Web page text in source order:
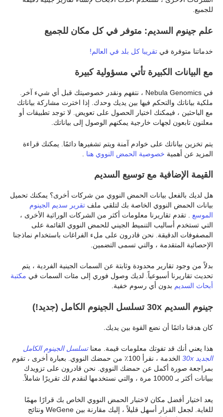
للجميع.
علم جينوم السديم: متوفر في كل مكان للجميع
خدماتنا متوفرة في تقريبا كل بلد في العالم!
مع البيانات الكبيرة تأتي مسؤولية كبيرة
في Nebula Genomics ، نتفهم ونقدر خصوصيتك قبل أي شيء آخر.
ملكية بياناتك والتحكم فيها بين يديك وحدك. إذا اخترت مشاركة بياناتك
مع الباحثين ، فيمكنك اختيار الحصول على تعويض. لا توجد تطبيقات أو
معلنون تابعون لجهات خارجية يمكنهم الوصول إلى بياناتك.
يتم تخزين بياناتك على خوادم آمنة ويتم تشفيرها دائمًا. يمكنك قراءة
المزيد عن أهمية خصوصية الحمض النووي هنا
القيمة الإضافية مع توسيع السديم
هل لديك بالفعل بيانات الحمض النووي من شركات أخرى؟ يمكنك تحميل
بيانات الحمض النووي الخاصة بك لتلقي ملف تقرير سديم الجينوم
الموسع . تقدم تقاريرنا معلومات أكثر من الشركات الوراثية الأخرى ،
التي تستخدم أساليب التنميط الجيني للحمض النووي القائمة على
المصفوفات الدقيقة. نحن قادرون على ملء الفراغات باستخدام نماذجنا
الإحصائية المتقدمة ، والتي تسمى التضمين.
بدلاً من وجود تقارير محدودة وثابتة عن السمات الجينية الفردية ، يتم
تحديث تقاريرنا أسبوعياً. لديك وصول فوري إلى مئات السمات في مكتبة
أبحاث السديم بدون أي رسوم خفية.
جينوم السديم 30x تسلسل الجينوم الكامل (جديد!)
كان هدفنا دائمًا أن نضع القوة بين يديك.
هذا يعني أنك قد تفوتك معلومات قيمة. معنا تسلسل الجينوم الكامل
الجديد 30x
الخدمة ، نقرأ 100٪ من حمضك النووي. بعبارة أخرى ، تقوم
بمراجعة صورة أكمل عن حمضك النووي. نحن قادرون على تزويدك
ببيانات أكثر بـ 10000 مرة ، والتي نستخدمها لنقدم لك تقريرًا شاملاً.
يعد اختيار أفضل مكان لاختبار الحمض النووي الخاص بك قرارًا مهمًا
للغاية. لجعل القرار أسهل قليلاً ، إليك مقارنة بين WeGene ونتائج